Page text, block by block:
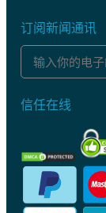
订阅新闻通讯
信任在线